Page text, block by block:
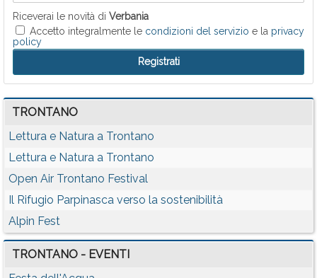
Riceverai le novità di Verbania
Accetto integralmente le condizioni del servizio e la privacy
policy
TRONTANO
Lettura e Natura a Trontano
Lettura e Natura a Trontano
Open Air Trontano Festival
Il Rifugio Parpinasca verso la sostenibilità
Alpin Fest
TRONTANO - EVENTI